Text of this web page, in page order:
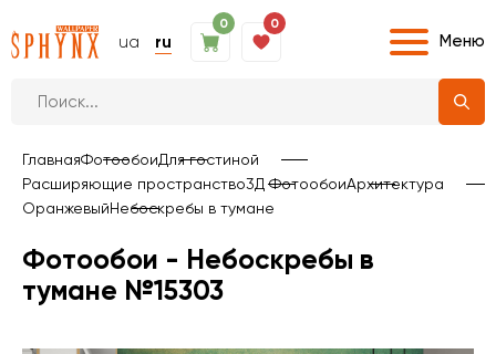
ua ru
0 0
Меню
ГлавнаяФотообоиДля гостиной
Расширяющие пространство3Д ФотообоиАрхитектура
ОранжевыйНебоскребы в тумане
Фотообои - Небоскребы в
тумане №15303